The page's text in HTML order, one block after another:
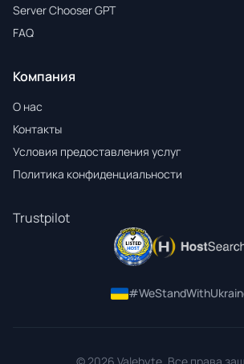
Server Chooser GPT
FAQ
Компания
О нас
Контакты
Условия предоставления услуг
Политика конфиденциальности
Trustpilot